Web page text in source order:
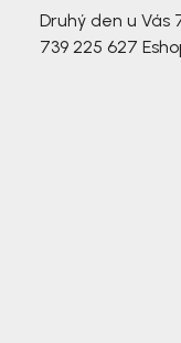
Druhý den u Vás
739 225 627